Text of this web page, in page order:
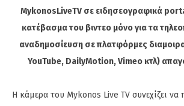
MykonosLiveTV σε ειδησεογραφικά
κατέβασμα του βιντεο μόνο για τα
αναδημοσίευση σε πλατφόρμες
YouTube, DailyMotion, Vimeo κτλ)
Η κάμερα του Mykonos Live TV συνεχίζει να